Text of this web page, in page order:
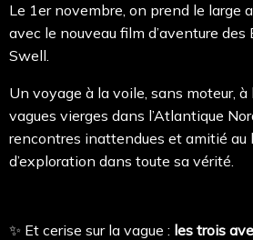
Le 1er novembre, on prend le large
avec le nouveau film d’aventure
Swell.
Un voyage à la voile, sans moteur, à
vagues vierges dans l’Atlantique
rencontres inattendues et amitié au
d’exploration dans toute sa vérité.
✨ Et cerise sur la vague : les trois